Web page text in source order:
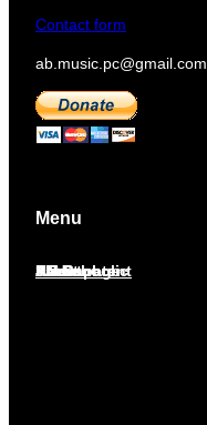
Contact form
ab.music.pc@gmail.com
Menu
Home page
About
J.S.Bach
Sheet music
Audio
AB School
Paid content